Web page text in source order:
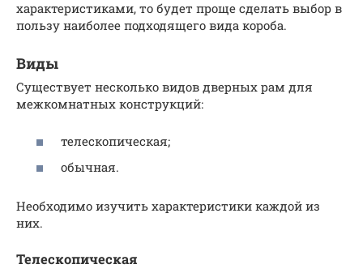
характеристиками, то будет проще сделать выбор в
пользу наиболее подходящего вида короба.
Виды
Существует несколько видов дверных рам для
межкомнатных конструкций:
телескопическая;
обычная.
Необходимо изучить характеристики каждой из
них.
Телескопическая